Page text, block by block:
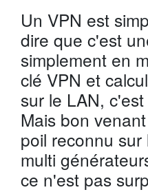
Un VPN est
dire que c'est
simplement en
clé VPN et
sur le LAN,
Mais bon
poil reconnu
multi
ce n'est pas